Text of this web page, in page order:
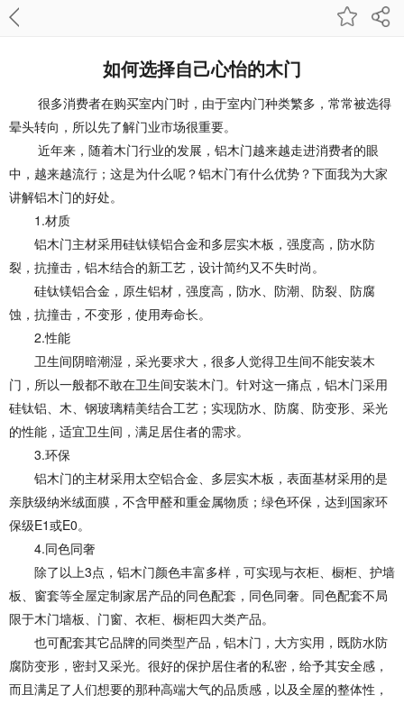
如何选择自己心怡的木门
很多消费者在购买室内门时，由于室内门种类繁多，常常被选得
晕头转向，所以先了解门业市场很重要。
近年来，随着木门行业的发展，铝木门越来越走进消费者的眼
中，越来越流行；这是为什么呢？铝木门有什么优势？下面我为大家
讲解铝木门的好处。
1.材质
铝木门主材采用硅钛镁铝合金和多层实木板，强度高，防水防
裂，抗撞击，铝木结合的新工艺，设计简约又不失时尚。
硅钛镁铝合金，原生铝材，强度高，防水、防潮、防裂、防腐
蚀，抗撞击，不变形，使用寿命长。
2.性能
卫生间阴暗潮湿，采光要求大，很多人觉得卫生间不能安装木
门，所以一般都不敢在卫生间安装木门。针对这一痛点，铝木门采用
硅钛铝、木、钢玻璃精美结合工艺；实现防水、防腐、防变形、采光
的性能，适宜卫生间，满足居住者的需求。
3.环保
铝木门的主材采用太空铝合金、多层实木板，表面基材采用的是
亲肤级纳米绒面膜，不含甲醛和重金属物质；绿色环保，达到国家环
保级E1或E0。
4.同色同奢
除了以上3点，铝木门颜色丰富多样，可实现与衣柜、橱柜、护墙
板、窗套等全屋定制家居产品的同色配套，同色同奢。同色配套不局
限于木门墙板、门窗、衣柜、橱柜四大类产品。
也可配套其它品牌的同类型产品，铝木门，大方实用，既防水防
腐防变形，密封又采光。很好的保护居住者的私密，给予其安全感，
而且满足了人们想要的那种高端大气的品质感，以及全屋的整体性，